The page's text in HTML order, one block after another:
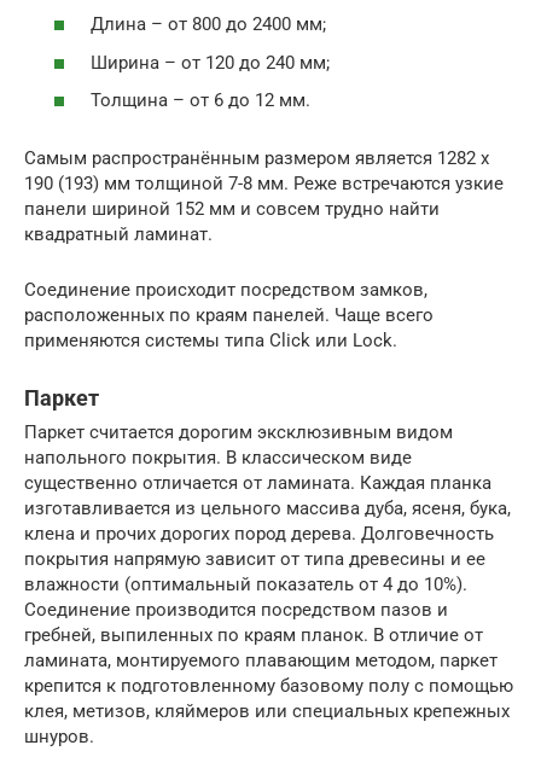
Длина – от 800 до 2400 мм;
Ширина – от 120 до 240 мм;
Толщина – от 6 до 12 мм.
Самым распространённым размером является 1282 х
190 (193) мм толщиной 7-8 мм. Реже встречаются узкие
панели шириной 152 мм и совсем трудно найти
квадратный ламинат.
Соединение происходит посредством замков,
расположенных по краям панелей. Чаще всего
применяются системы типа Click или Lock.
Паркет
Паркет считается дорогим эксклюзивным видом
напольного покрытия. В классическом виде
существенно отличается от ламината. Каждая планка
изготавливается из цельного массива дуба, ясеня, бука,
клена и прочих дорогих пород дерева. Долговечность
покрытия напрямую зависит от типа древесины и ее
влажности (оптимальный показатель от 4 до 10%).
Соединение производится посредством пазов и
гребней, выпиленных по краям планок. В отличие от
ламината, монтируемого плавающим методом, паркет
крепится к подготовленному базовому полу с помощью
клея, метизов, кляймеров или специальных крепежных
шнуров.